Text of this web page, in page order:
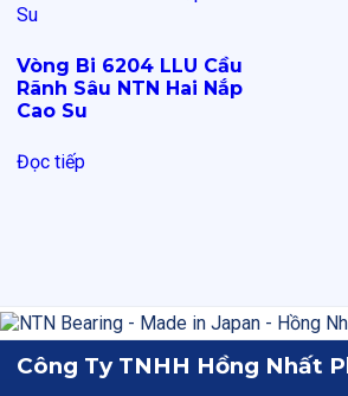
Vòng Bi 6204 LLU Cầu
Rãnh Sâu NTN Hai Nắp
Cao Su
Đọc tiếp
Công Ty TNHH Hồng Nhất